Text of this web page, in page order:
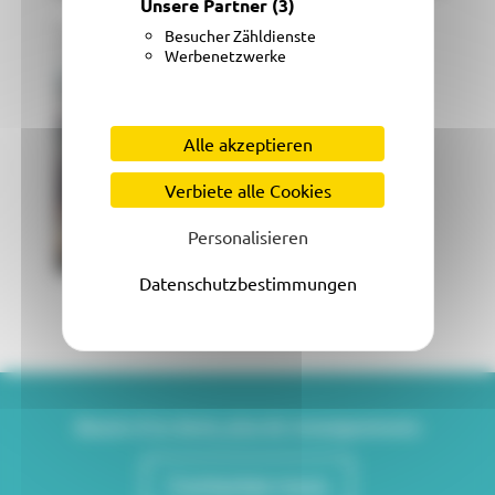
Besucher Zähldienste
Werbenetzwerke
Alle akzeptieren
Verbiete alle Cookies
Personalisieren
Datenschutzbestimmungen
Besoin d'un devis, plus de renseignements
Contactez-nous